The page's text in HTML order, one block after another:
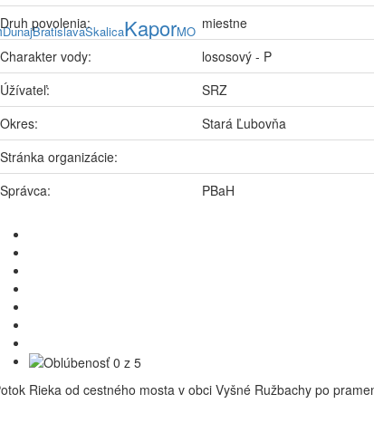
DunajBratislavaSkalicaKaporMO
Druh povolenia:
miestne
Charakter vody:
lososový - P
Úžívateľ:
SRZ
Okres:
Stará Ľubovňa
Stránka organizácie:
Správca:
PBaH
Rieka od cestného mosta v obci Vyšné Ružbachy po